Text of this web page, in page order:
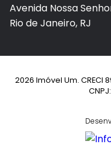
Avenida Nossa
Rio de Janeiro, RJ
2026 Imóvel Um.